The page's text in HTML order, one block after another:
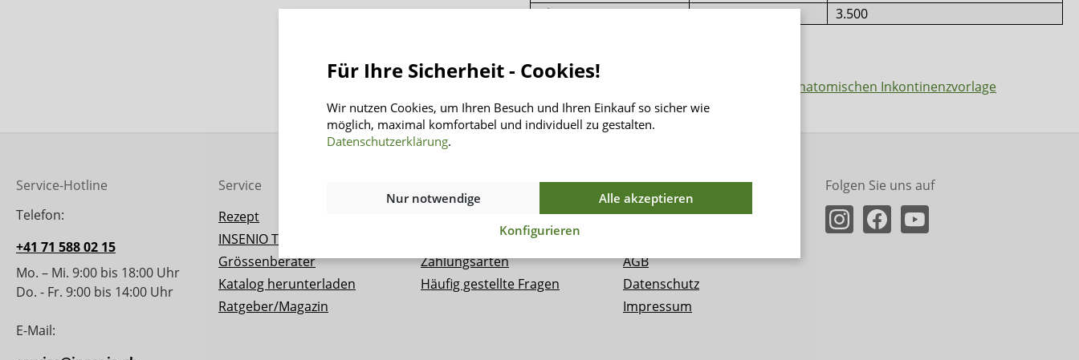
Plus Extra
39 x 75 cm 3.500
Service-Hotline
Telefon:
+41 71 588 02 15
Mo. – Mi. 9:00 bis 18:00 Uhr
Do. - Fr. 9:00 bis 14:00 Uhr
E-Mail:
Service
Rezept
INSENIO Taler
Grössenberater
Katalog herunterladen
Ratgeber/Magazin
Zahlungsarten
Häufig gestellte Fragen
INSENIO
Über Uns
AGB
Datenschutz
Impressum
Folgen Sie uns auf
Für Ihre Sicherheit - Cookies!
Wir nutzen Cookies, um Ihren Besuch und Ihren Einkauf so sicher wie
möglich, maximal komfortabel und individuell zu gestalten.
Datenschutzerklärung.
Nur notwendige
Alle akzeptieren
Konfigurieren